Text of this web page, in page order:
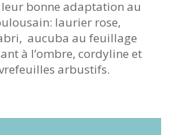
bonne adaptation au
laurier rose,
aucuba au feuillage
à l’ombre, cordyline et
arbustifs.